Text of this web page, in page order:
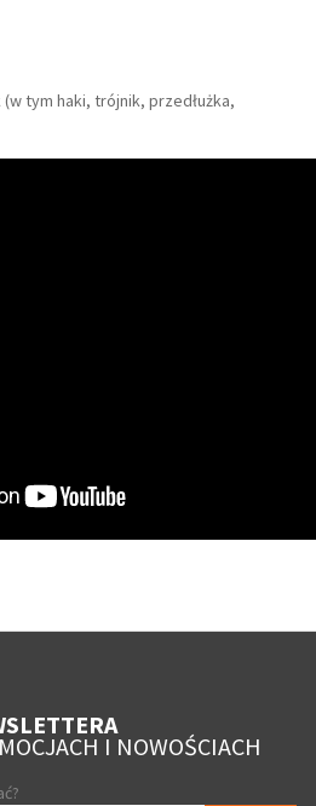
tym haki, trójnik, przedłużka,
I NOWOŚCIACH